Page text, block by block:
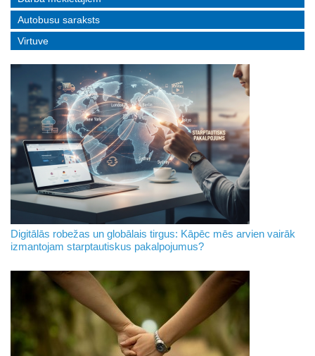
Autobusu saraksts
Virtuve
Digitālās robežas un globālais tirgus: Kāpēc mēs arvien vairāk
izmantojam starptautiskus pakalpojumus?